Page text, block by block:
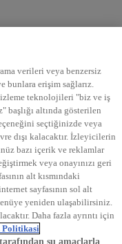
verileri veya benzersiz
bunlara erişim sağlarız.
teknolojileri "biz ve iş
başlığı altında gösterilen
seçtiğinizde veya
dışı kalacaktır. İzleyicilerin
bazı içerik ve reklamlar
veya onayınızı geri
alt kısmındaki
sayfasının sol alt
yeniden ulaşabilirsiniz.
Daha fazla ayrıntı için
Politikasi
şu amaçlarla